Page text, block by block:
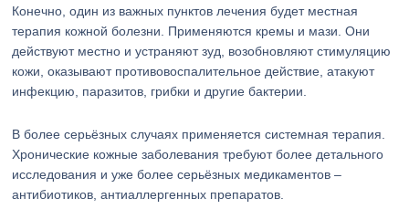
Конечно, один из важных пунктов лечения будет местная
терапия кожной болезни. Применяются кремы и мази. Они
действуют местно и устраняют зуд, возобновляют стимуляцию
кожи, оказывают противовоспалительное действие, атакуют
инфекцию, паразитов, грибки и другие бактерии.
В более серьёзных случаях применяется системная терапия.
Хронические кожные заболевания требуют более детального
исследования и уже более серьёзных медикаментов –
антибиотиков, антиаллергенных препаратов.